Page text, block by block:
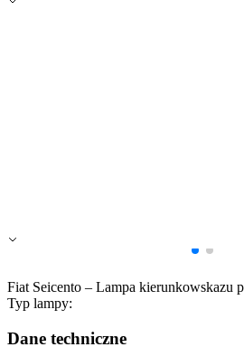
Fiat Seicento – Lampa kierunkowskazu
Typ lampy:
Dane techniczne